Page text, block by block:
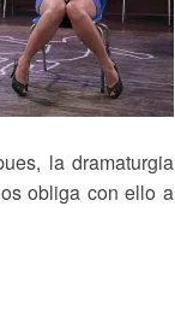
la dramaturgia
obliga con ello a